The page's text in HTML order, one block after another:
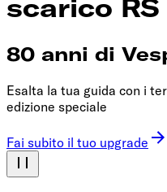
scarico RS
80 anni di
Esalta la tua guida con i
edizione speciale
Fai subito il tuo upgrade